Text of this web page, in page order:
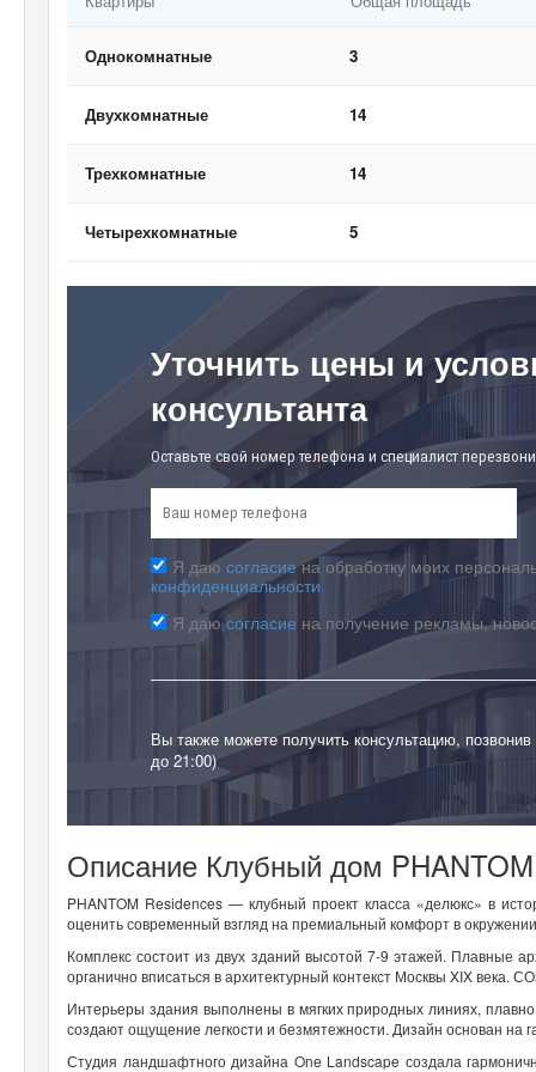
Однокомнатные 3
Двухкомнатные 14
Трехкомнатные 14
Четырехкомнатные 5
Уточнить цены и
консультанта
Оставьте свой номер телефона и специалист
Я даю согласиена обработку моих
конфиденциальности
Я даюсогласие на получение рекламы,
Вы также можете получить консультацию,
до 21:00)
Описание Клубный дом
PHANTOM Residences — клубный проект класса «делюкс» в
оценить современный взгляд на премиальный комфорт в
Комплекс состоит из двух зданий высотой 7-9 этажей. Плавные
органично вписаться в архитектурный контекст Москвы XIX века.
Интерьеры здания выполнены в мягких природных линиях,
создают ощущение легкости и безмятежности. Дизайн основан на
Студия ландшафтного дизайна One Landscape создала